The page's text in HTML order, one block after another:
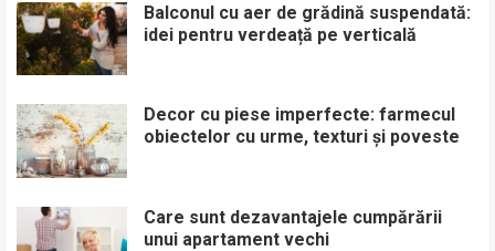
Balconul cu aer de grădină suspendată:
idei pentru verdeață pe verticală
Decor cu piese imperfecte: farmecul
obiectelor cu urme, texturi și poveste
Care sunt dezavantajele cumpărării
unui apartament vechi